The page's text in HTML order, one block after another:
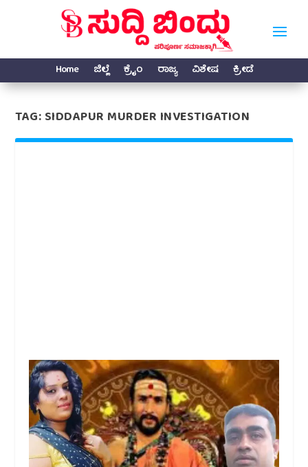
Home ಜಿಲ್ಲೆ ಕ್ರೈಂ ರಾಜ್ಯ ವಿಶೇಷ ಕ್ರೀಡೆ
TAG:SIDDAPUR MURDER INVESTIGATION